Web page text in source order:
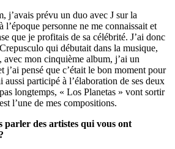
j’avais prévu un duo avec J sur la
l’époque personne ne me connaissait et
que je profitais de sa célébrité. J’ai donc
qui débutait dans la musique,
mon cinquième album, j’ai un
j’ai pensé que c’était le bon moment pour
aussi participé à l’élaboration de ses deux
longtemps, « Los Planetas » vont sortir
l’une de mes compositions.
parler des artistes qui vous ont